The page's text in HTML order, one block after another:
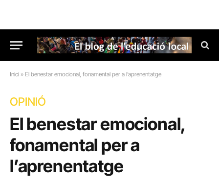
Inici » El benestar emocional, fonamental per a l’aprenentatge
OPINIÓ
El benestar emocional,
fonamental per a
l’aprenentatge